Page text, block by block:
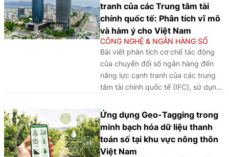
tranh của các Trung tâm tài
chính quốc tế: Phân tích vĩ mô
và hàm ý cho Việt Nam
CÔNG NGHỆ & NGÂN HÀNG SỐ
Bài viết phân tích cơ chế tác động
của chuyển đổi số ngân hàng đến
năng lực cạnh tranh của các trung
tâm tài chính quốc tế (IFC), sử dụng
tính (QCA) trên một số trường hợp tại
châu Á - Thái Bình Dương là
Singapore, Hồng Kông, Tokyo,
Thượng Hải, Seoul và Sydney. Khung
Ứng dụng Geo-Tagging trong
minh bạch hóa dữ liệu thanh
toán số tại khu vực nông thôn
Việt Nam